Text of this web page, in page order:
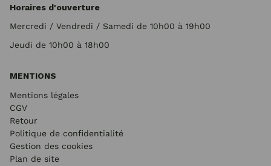
Horaires d'ouverture
Mercredi / Vendredi / Samedi de 10h00 à 19h00
Jeudi de 10h00 à 18h00
MENTIONS
Mentions légales
CGV
Retour
Politique de confidentialité
Gestion des cookies
Plan de site